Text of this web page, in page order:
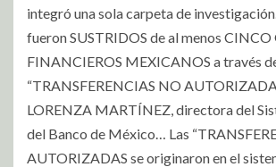
integró una sola carpeta de
fueron SUSTRIDOS de al menos CINCO
FINANCIEROS MEXICANOS a través
“TRANSFERENCIAS NO
LORENZA MARTÍNEZ, directora del
del Banco de México… Las
AUTORIZADAS se originaron en el